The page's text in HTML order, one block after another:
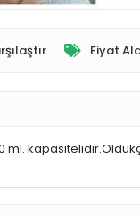
Fiyat
ml.